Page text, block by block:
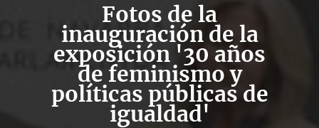
Fotos de la
inauguración de la
exposición '30 años
de feminismo y
políticas públicas de
igualdad'